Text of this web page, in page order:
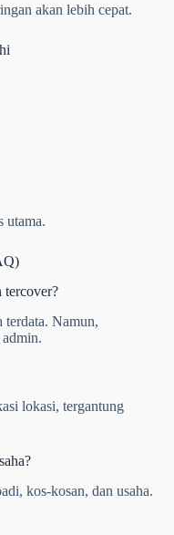
akan lebih cepat.
utama.
tercover?
terdata. Namun,
lokasi, tergantung
kos-kosan, dan usaha.